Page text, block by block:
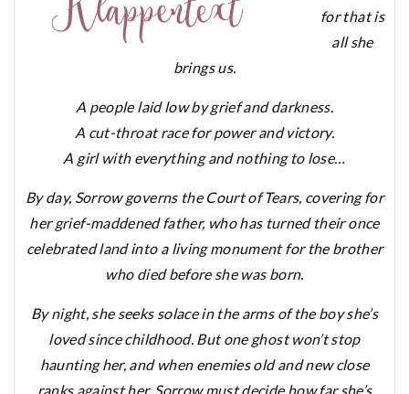
for that is
all she
brings us.
A people laid low by grief and darkness.
A cut-throat race for power and victory.
A girl with everything and nothing to lose…
By day, Sorrow governs the Court of Tears, covering for
her grief-maddened father, who has turned their once
celebrated land into a living monument for the brother
who died before she was born.
By night, she seeks solace in the arms of the boy she’s
loved since childhood. But one ghost won’t stop
haunting her, and when enemies old and new close
ranks against her, Sorrow must decide how far she’s